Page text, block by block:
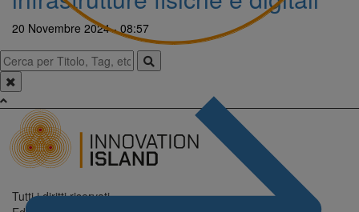
20 Novembre 2024 - 08:57
Tutti i diritti riservati.